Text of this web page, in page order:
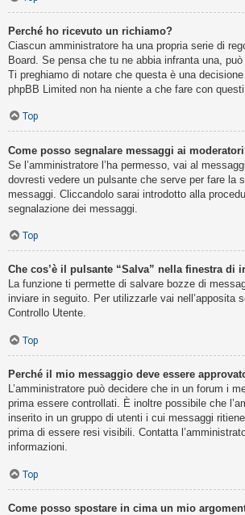
Perché ho ricevuto un richiamo?
Ciascun amministratore ha una propria serie di
Board. Se pensa che tu ne abbia infranta una,
Ti preghiamo di notare che questa è una
phpBB Limited non ha niente a che fare con questi
Top
Come posso segnalare messaggi ai
Se l’amministratore l’ha permesso, vai al
dovresti vedere un pulsante che serve per fare la
messaggi. Cliccandolo sarai introdotto alla
segnalazione dei messaggi.
Top
Che cos’è il pulsante “Salva” nella finestra di
La funzione ti permette di salvare bozze di
inviare in seguito. Per utilizzarle vai nell’apposita
Controllo Utente.
Top
Perché il mio messaggio deve essere
L’amministratore può decidere che in un forum i
prima essere controllati. È inoltre possibile che
inserito in un gruppo di utenti i cui messaggi
prima di essere resi visibili. Contatta
informazioni.
Top
Come posso spostare in cima un mio